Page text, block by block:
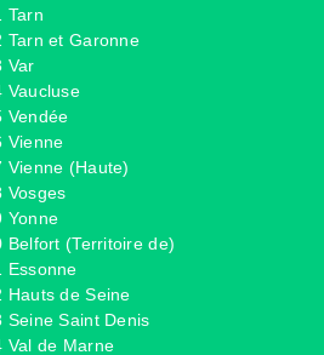
Tarn
Tarn et Garonne
Var
Vaucluse
Vendée
Vienne
Vienne (Haute)
Vosges
Yonne
Belfort (Territoire de)
Essonne
Hauts de Seine
Seine Saint Denis
Val de Marne